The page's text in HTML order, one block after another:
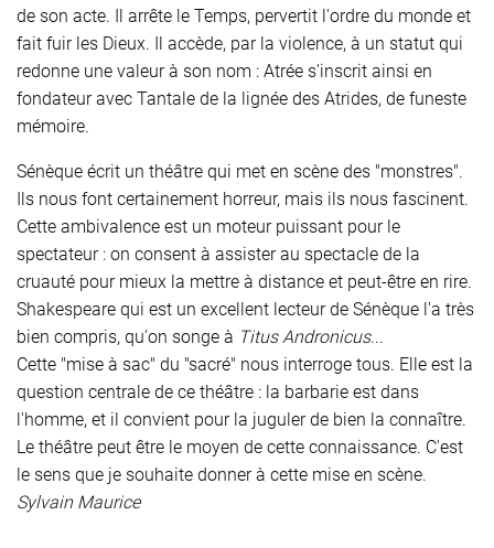
de son acte. Il arrête le Temps, pervertit l'ordre du monde et
fait fuir les Dieux. Il accède, par la violence, à un statut qui
redonne une valeur à son nom : Atrée s'inscrit ainsi en
fondateur avec Tantale de la lignée des Atrides, de funeste
mémoire.
Sénèque écrit un théâtre qui met en scène des "monstres".
Ils nous font certainement horreur, mais ils nous fascinent.
Cette ambivalence est un moteur puissant pour le
spectateur : on consent à assister au spectacle de la
cruauté pour mieux la mettre à distance et peut-être en rire.
Shakespeare qui est un excellent lecteur de Sénèque l'a très
bien compris, qu'on songe à Titus Andronicus...
Cette "mise à sac" du "sacré" nous interroge tous. Elle est la
question centrale de ce théâtre : la barbarie est dans
l'homme, et il convient pour la juguler de bien la connaître.
Le théâtre peut être le moyen de cette connaissance. C'est
le sens que je souhaite donner à cette mise en scène.
Sylvain Maurice